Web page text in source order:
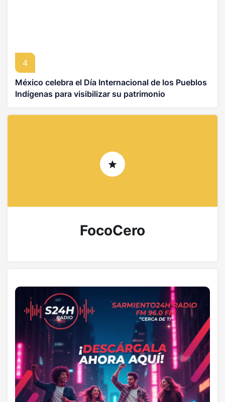
4
México celebra el Día Internacional de los Pueblos
Indígenas para visibilizar su patrimonio
FocoCero